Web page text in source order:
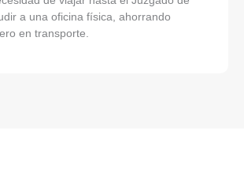
a una oficina física, ahorrando
en transporte.